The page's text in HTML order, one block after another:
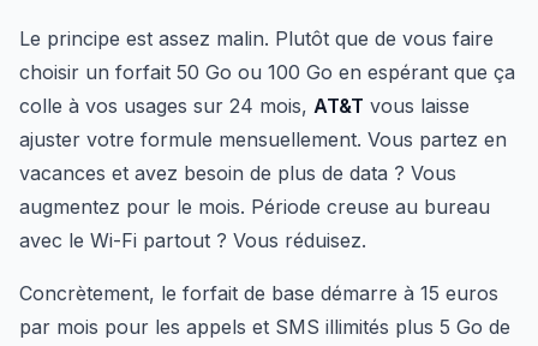
Le principe est assez malin. Plutôt que de vous faire
choisir un forfait 50 Go ou 100 Go en espérant que ça
colle à vos usages sur 24 mois, AT&T vous laisse
ajuster votre formule mensuellement. Vous partez en
vacances et avez besoin de plus de data ? Vous
augmentez pour le mois. Période creuse au bureau
avec le Wi-Fi partout ? Vous réduisez.
Concrètement, le forfait de base démarre à 15 euros
par mois pour les appels et SMS illimités plus 5 Go de